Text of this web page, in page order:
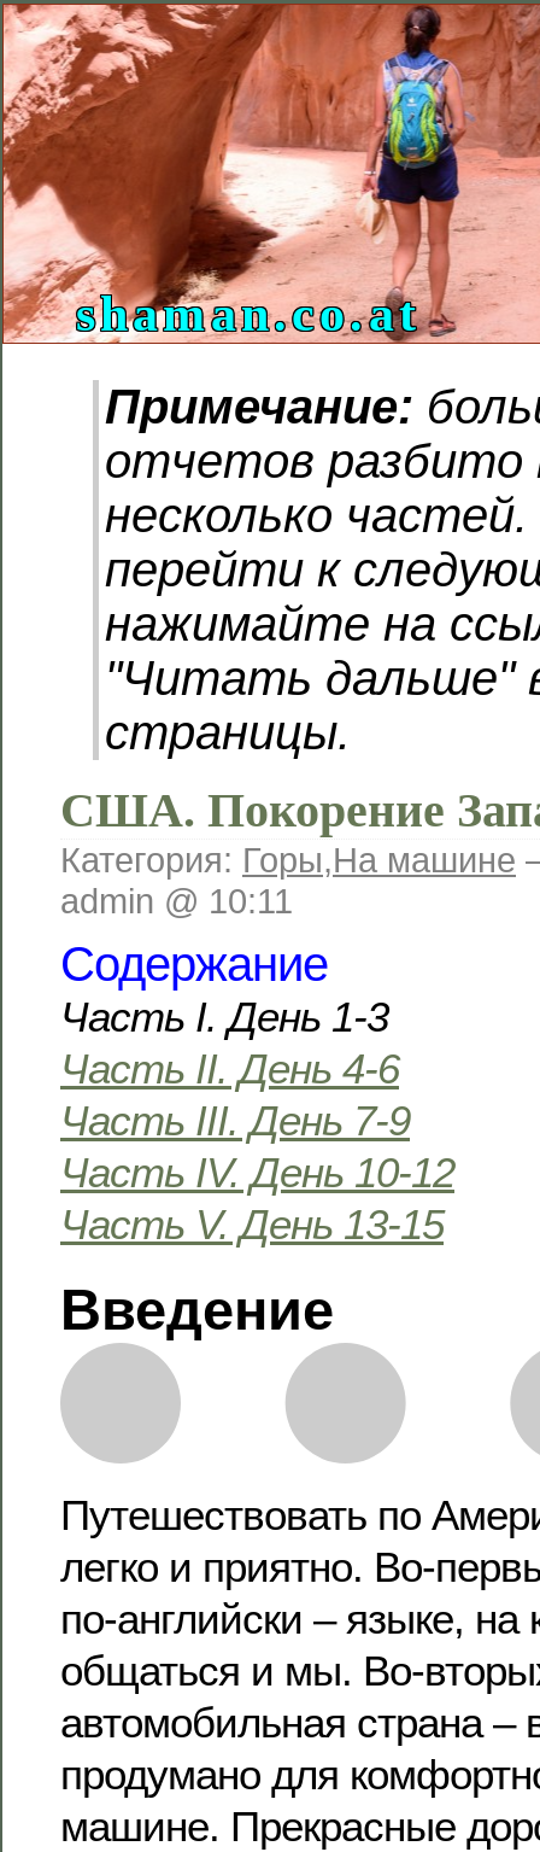
shaman.co.at
Примечание:
отчетов разбито
несколько
перейти к
нажимайте на
"Читать дальше"
страницы.
США. Покорение
Категория: Горы,На машине
admin @ 10:11
Содержание
Часть I. День 1-3
Часть II. День 4-6
Часть III. День 7-9
Часть IV. День 10-12
Часть V. День 13-15
Введение
Путешествовать по
легко и приятно. Во-
по-английски – языке,
общаться и мы. Во-
автомобильная страна –
продумано для
машине. Прекрасные